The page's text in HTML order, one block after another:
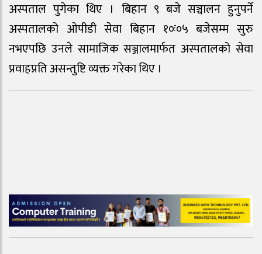
अस्पताल पुगेका थिए । बिहान ९ बजे सञ्चालन हुनुपर्ने
अस्पतालको ओपीडी सेवा बिहान १०ः०५ बजेसम्म सुरु
नभएपछि उनले सामाजिक सञ्जालमार्फत अस्पतालको सेवा
प्रवाहप्रति असन्तुष्टि व्यक्त गरेका थिए ।